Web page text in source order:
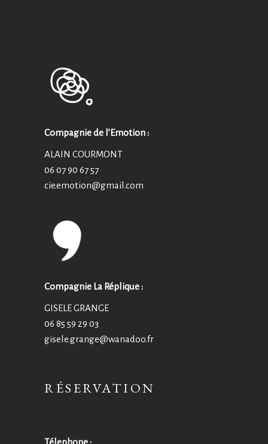
Compagnie de l’Emotion :
ALAIN COURMONT
06 07 90 67 57
cie.emotion@gmail.com
Compagnie La Réplique :
GISELE GRANGE
06 85 59 29 03
gisele.grange@wanadoo.fr
RÉSERVATION
Télephone :